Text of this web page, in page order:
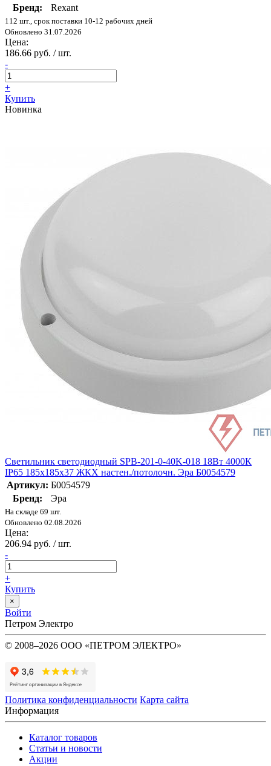
Бренд:
Rexant
112 шт., срок поставки 10-12 рабочих дней
Обновлено 31.07.2026
Цена:
186.66 руб. / шт.
-
+
Купить
Новинка
Светильник светодиодный SPB-201-0-40K-018 18Вт 4000К
IP65 185x185x37 ЖКХ настен./потолочн. Эра Б0054579
Артикул: Б0054579
Бренд:
Эра
На складе 69 шт.
Обновлено 02.08.2026
Цена:
206.94 руб. / шт.
-
+
Купить
×
Войти
Петром Электро
© 2008–2026 ООО «ПЕТРОМ ЭЛЕКТРО»
Политика конфиденциальности Карта сайта
Информация
Каталог товаров
Статьи и новости
Акции